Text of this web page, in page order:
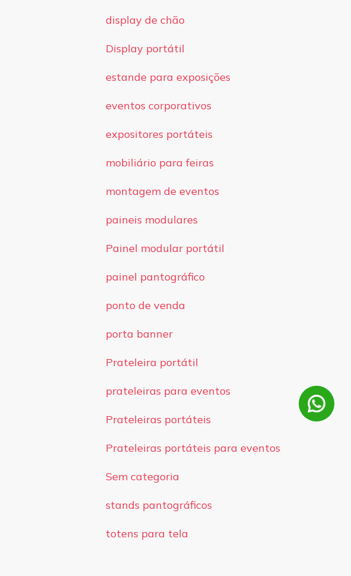
display de chão
Display portátil
estande para exposições
eventos corporativos
expositores portáteis
mobiliário para feiras
montagem de eventos
paineis modulares
Painel modular portátil
painel pantográfico
ponto de venda
porta banner
Prateleira portátil
prateleiras para eventos
Prateleiras portáteis
Prateleiras portáteis para eventos
Sem categoria
stands pantográficos
totens para tela